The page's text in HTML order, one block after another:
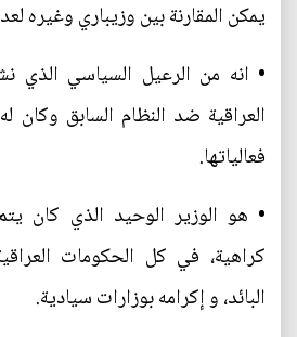
يمكن المقارنة بين وزيباري وغيره
• انه من الرعيل السياسي
العراقية ضد النظام السابق
فعالياتها.
• هو الوزير الوحيد الذي كان
كراهية، في كل الحكومات
البائد، و إكرامه بوزارات سيادية.